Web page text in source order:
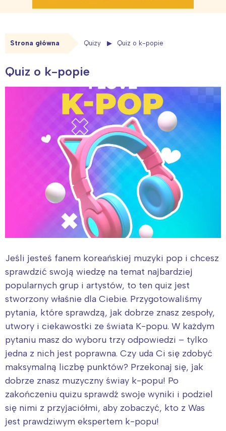
Strona główna Quizy Quiz o k-popie
Quiz o k-popie
Jeśli jesteś fanem koreańskiej muzyki pop i chcesz
sprawdzić swoją wiedzę na temat najbardziej
popularnych grup i artystów, to ten quiz jest
stworzony właśnie dla Ciebie. Przygotowaliśmy
pytania, które sprawdzą, jak dobrze znasz zespoły,
utwory i ciekawostki ze świata K-popu. W każdym
pytaniu masz do wyboru trzy odpowiedzi – tylko
jedna z nich jest poprawna. Czy uda Ci się zdobyć
maksymalną liczbę punktów? Przekonaj się, jak
dobrze znasz muzyczny świay k-popu! Po
zakończeniu quizu sprawdź swoje wyniki i podziel
się nimi z przyjaciółmi, aby zobaczyć, kto z Was
jest prawdziwym ekspertem k-popu!